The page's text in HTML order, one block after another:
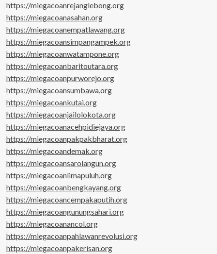
https://miegacoanrejanglebong.org
https://miegacoanasahan.org
https://miegacoanempatlawang.org
https://miegacoansimpangampek.org
https://miegacoanwatampone.org
https://miegacoanbaritoutara.org
https://miegacoanpurworejo.org
https://miegacoansumbawa.org
https://miegacoankutai.org
https://miegacoanjailolokota.org
https://miegacoanacehpidiejaya.org
https://miegacoanpakpakbharat.org
https://miegacoandemak.org
https://miegacoansarolangun.org
https://miegacoanlimapuluh.org
https://miegacoanbengkayang.org
https://miegacoancempakaputih.org
https://miegacoangunungsahari.org
https://miegacoanancol.org
https://miegacoanpahlawanrevolusi.org
https://miegacoanpakerisan.org